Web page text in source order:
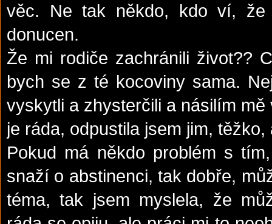
věc. Ne tak někdo, kdo ví,
donucen.
Že mi rodiče zachránili život??
bych se z té kocoviny sama.
vyskytli a zhysterčili a násilím
je ráda, odpustila jsem jim, těžko,
Pokud má někdo problém s
snaží o abstinenci, tak dobře,
téma, tak jsem myslela, že